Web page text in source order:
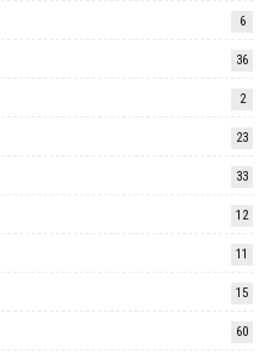
6
36
2
23
33
12
11
15
60